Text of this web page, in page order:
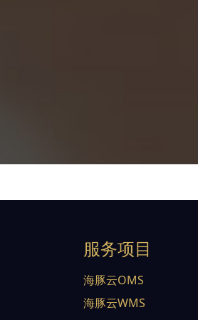
服务项目
海豚云OMS
海豚云WMS